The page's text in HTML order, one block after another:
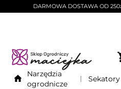
DARMOWA DOSTAWA OD
Narzędzia
ogrodnicze
Sekatory